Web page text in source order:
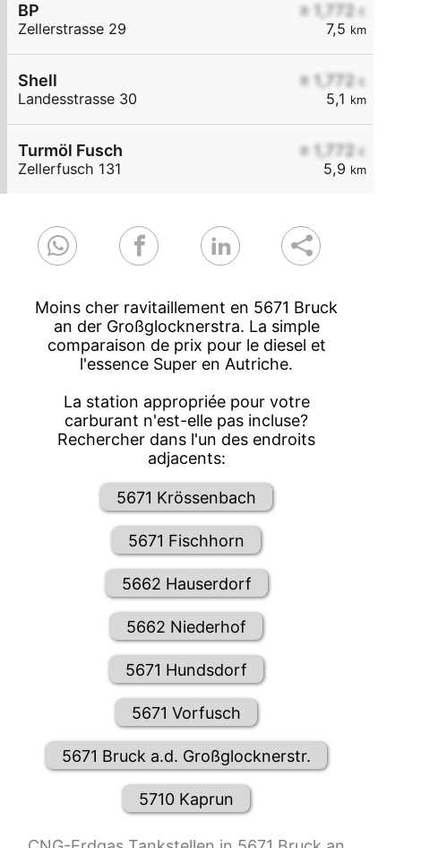
≥ 1,772 €
7,5 km
BP
Zellerstrasse 29
≥ 1,772 €
5,1 km
Shell
Landesstrasse 30
≥ 1,772 €
5,9 km
Turmöl Fusch
Zellerfusch 131
Moins cher ravitaillement en 5671 Bruck
an der Großglocknerstra. La simple
comparaison de prix pour le diesel et
l'essence Super en Autriche.
La station appropriée pour votre
carburant n'est-elle pas incluse?
Rechercher dans l'un des endroits
adjacents:
5671 Krössenbach
5671 Fischhorn
5662 Hauserdorf
5662 Niederhof
5671 Hundsdorf
5671 Vorfusch
5671 Bruck a.d. Großglocknerstr.
5710 Kaprun